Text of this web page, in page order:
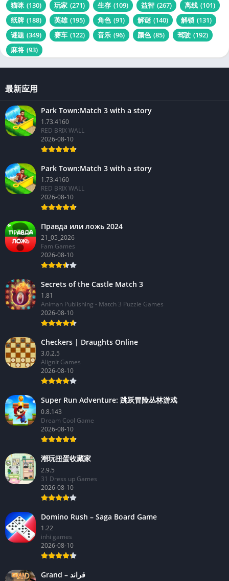
猫咪 (130) 玩家 (271) 生存 (109) 益智 (267) 离线 (101)
纸牌 (188) 英雄 (195) 角色 (91) 解谜 (140) 解锁 (131)
谜题 (349) 赛车 (122) 音乐 (96) 颜色 (85) 驾驶 (192)
麻将 (93)
最新应用
Park Town:Match 3 with a story
1.73.4160
RED BRIX WALL
2026-08-10
Park Town:Match 3 with a story
1.73.4160
RED BRIX WALL
2026-08-10
Правда или ложь 2024
21_05_2026
Fam Games
2026-08-10
Secrets of the Castle Match 3
1.81
Animan Publishing - Match 3 Puzzle Games
2026-08-10
Checkers | Draughts Online
3.0.2.5
AlignIt Games
2026-08-10
Super Run Adventure: 跳跃冒险丛林游戏
0.8.143
Dream Cool Game
2026-08-10
潮玩扭蛋收藏家
2.9.5
31 Dress up Games
2026-08-10
Domino Rush – Saga Board Game
1.22
inhi games
2026-08-10
Grand – قراند